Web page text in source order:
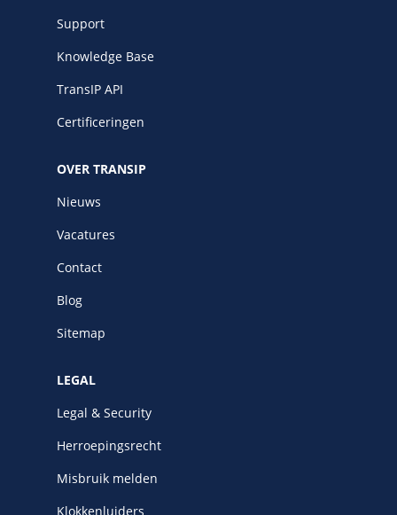
Support
Knowledge Base
TransIP API
Certificeringen
OVER TRANSIP
Nieuws
Vacatures
Contact
Blog
Sitemap
LEGAL
Legal & Security
Herroepingsrecht
Misbruik melden
Klokkenluiders